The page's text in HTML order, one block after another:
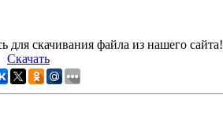
для скачивания файла из нашего сайта!
Скачать